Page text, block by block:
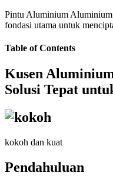
Pintu Aluminium
fondasi utama untuk
Table of Contents
Kusen
Solusi Tepat
kokoh dan kuat
Pendahuluan